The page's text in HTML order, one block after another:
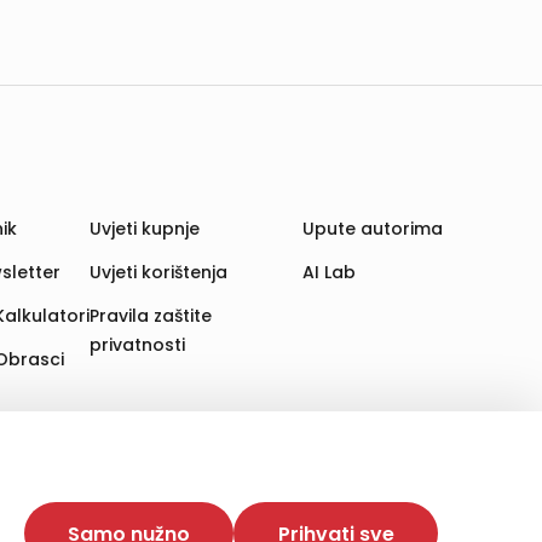
Time poboljšavamo korisničko iskustvo,
web stranica i uređaja u tu svrhu. Naši partneri
Samo nužno Prihvati sve
Uvjeti kupnje
Uvjeti korištenja
Pravila zaštite
privatnosti
Upute autorima
AI Lab